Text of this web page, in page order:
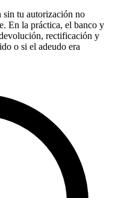
sin tu autorización no
En la práctica, el banco y
rectificación y
o si el adeudo era